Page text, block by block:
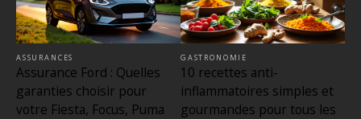
ASSURANCES
Assurance Ford : Quelles
garanties choisir pour
votre Fiesta, Focus, Puma
GASTRONOMIE
10 recettes anti-
inflammatoires simples et
gourmandes pour tous les